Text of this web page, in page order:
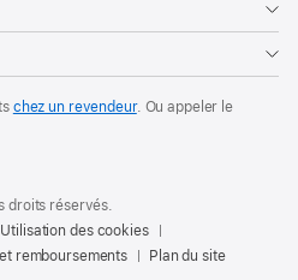
chez un revendeur. Ou appeler le
droits réservés.
Utilisation des cookies
remboursements Plan du site